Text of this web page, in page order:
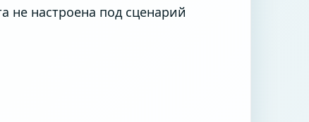
не настроена под сценарий